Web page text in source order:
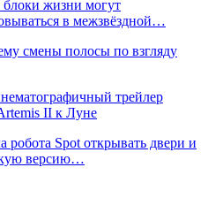
жизни могут
в межзвёздной…
смены полосы по взгляду
трейлер
II к Луне
робота Spot открывать двери и
версию…